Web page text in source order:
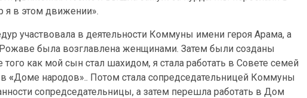
я в этом движении».
участвовала в деятельности Коммуны имени героя Арама, а
была возглавлена женщинами. Затем были созданы
как мой сын стал шахидом, я стала работать в Совете семей
«Доме народов».. Потом стала сопредседательницей Коммуны
сопредседательницы, а затем перешла работать в Дом